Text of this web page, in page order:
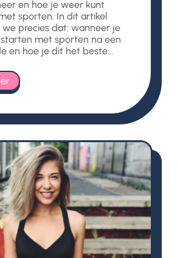
en hoe je weer kunt
sporten. In dit artikel
we precies dat: wanneer je
met sporten na een
en hoe je dit het beste...